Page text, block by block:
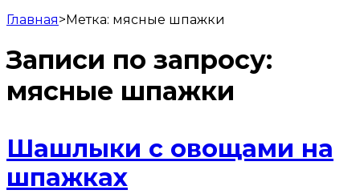
Главная>Метка: мясные шпажки
Записи по запросу:
мясные шпажки
Шашлыки с овощами на
шпажках